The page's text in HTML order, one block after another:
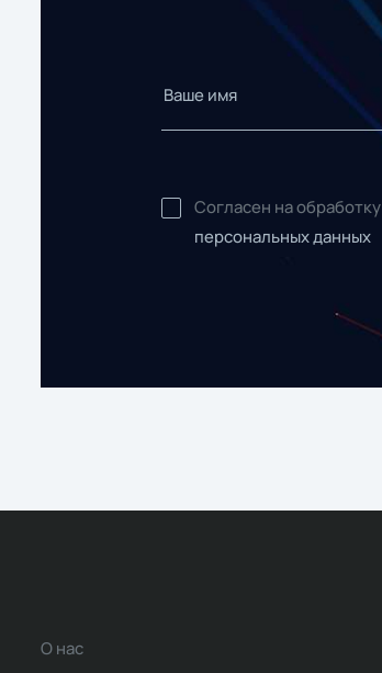
Согласен на обработку
персональных данных
О нас